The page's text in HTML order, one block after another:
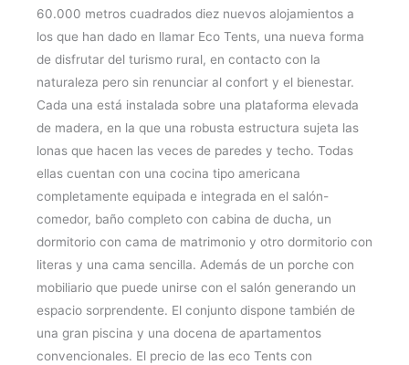
60.000 metros cuadrados diez nuevos alojamientos a
los que han dado en llamar Eco Tents, una nueva forma
de disfrutar del turismo rural, en contacto con la
naturaleza pero sin renunciar al confort y el bienestar.
Cada una está instalada sobre una plataforma elevada
de madera, en la que una robusta estructura sujeta las
lonas que hacen las veces de paredes y techo. Todas
ellas cuentan con una cocina tipo americana
completamente equipada e integrada en el salón-
comedor, baño completo con cabina de ducha, un
dormitorio con cama de matrimonio y otro dormitorio con
literas y una cama sencilla. Además de un porche con
mobiliario que puede unirse con el salón generando un
espacio sorprendente. El conjunto dispone también de
una gran piscina y una docena de apartamentos
convencionales. El precio de las eco Tents con